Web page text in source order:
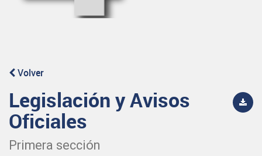
Volver
Legislación y Avisos
Oficiales
Primera sección